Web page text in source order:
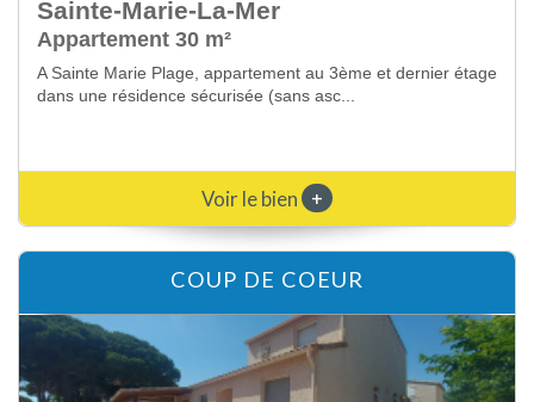
Sainte-Marie-La-Mer
Maison 120 m²
A Sainte Marie village, dans quartier calme à proximité des
commerces, maison individuelle en con...
Voir le bien +
COUP DE COEUR